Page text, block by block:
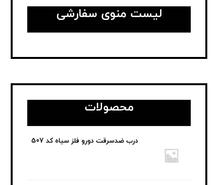
لیست منوی سفارشی
محصولات
درب ضدسرقت دورو فلز سیاه کد 507